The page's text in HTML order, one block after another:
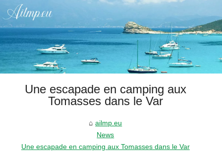
Une escapade en camping aux
Tomasses dans le Var
ailmp.eu
News
Une escapade en camping aux Tomasses dans le Var